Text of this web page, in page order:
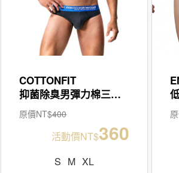
COTTONFIT
抑菌除臭男彈力棉三角褲
原價NT$400
活動價NT$360
S M XL